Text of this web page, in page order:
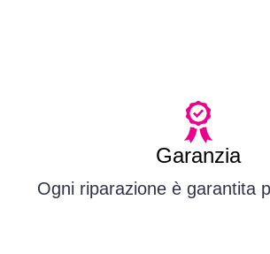
Garanzia
Ogni riparazione è garantita